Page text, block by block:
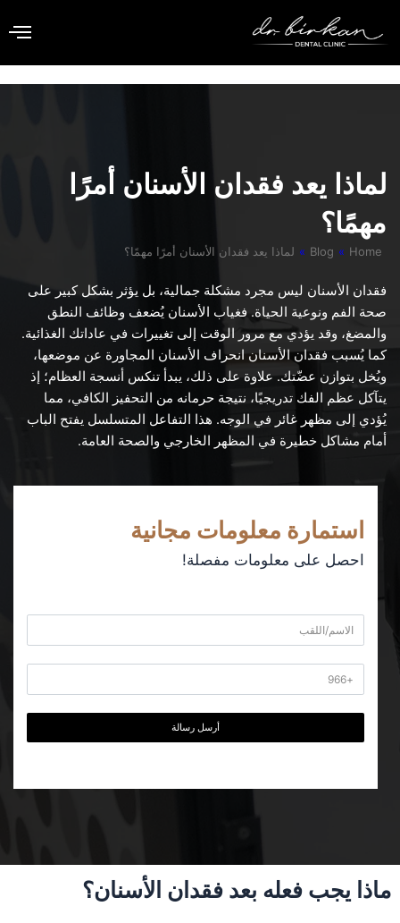
إلى
لماذا يعد فقدان الأسنان أمرًا
مهمًا؟
Home
»
Blog
» لماذا يعد فقدان الأسنان أمرًا مهمًا؟
فقدان الأسنان ليس مجرد مشكلة جمالية، بل يؤثر بشكل كبير على
صحة الفم ونوعية الحياة. فغياب الأسنان يُضعف وظائف النطق
والمضغ، وقد يؤدي مع مرور الوقت إلى تغييرات في عاداتك الغذائية.
كما يُسبب فقدان الأسنان انحراف الأسنان المجاورة عن موضعها،
ويُخل بتوازن عضّتك. علاوة على ذلك، يبدأ تنكس أنسجة العظام؛ إذ
يتآكل عظم الفك تدريجيًا، نتيجة حرمانه من التحفيز الكافي، مما
يُؤدي إلى مظهر غائر في الوجه. هذا التفاعل المتسلسل يفتح الباب
أمام مشاكل خطيرة في المظهر الخارجي والصحة العامة.
استمارة معلومات مجانية
احصل على معلومات مفصلة!
أرسل رسالة
ماذا يجب فعله بعد فقدان الأسنان؟